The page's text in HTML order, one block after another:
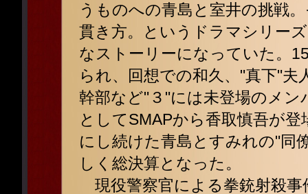
うものへの青島と室井の挑戦
貫き方。というドラマシリー
なストーリーになっていた。
られ、回想での和久、"真下"
幹部など"３"には未登場のメ
としてSMAPから香取慎吾が
にし続けた青島とすみれの"同
しく総決算となった。
現役警察官による拳銃射殺